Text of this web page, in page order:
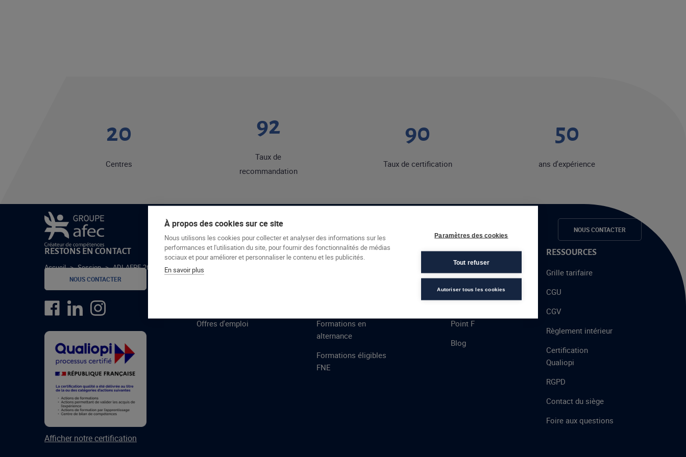
Le groupe Afec Formations Espace candidats NOUS CONTACTER
Accueil > Session > ADI-AEPE-26-3-EP
20
Centres
92
Taux de
recommandation
90
Taux de certification
50
ans d'expérience
RESTONS EN CONTACT
NOUS CONTACTER
Afficher notre certification
GROUPE AFEC
Formations
Offres d'emploi
PRESTATIONS
Formations en
alternance
Formations éligibles
FNE
À PROPOS
Talent
Point F
Blog
RESSOURCES
Grille tarifaire
CGU
CGV
Règlement intérieur
Certification
Qualiopi
RGPD
Contact du siège
Foire aux questions
À propos des cookies sur ce site
Nous utilisons les cookies pour collecter et analyser des informations sur les
performances et l'utilisation du site, pour fournir des fonctionnalités de médias
sociaux et pour améliorer et personnaliser le contenu et les publicités.
En savoir plus
Paramètres des cookies
Tout refuser
Autoriser tous les cookies